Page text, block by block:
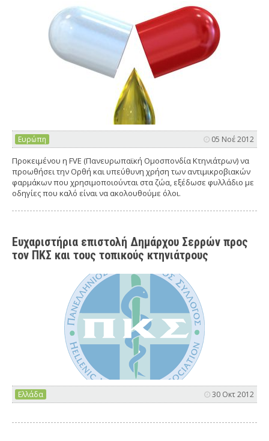
Ευρώπη 05 Νοέ 2012
Προκειμένου η FVE (Πανευρωπαϊκή Ομοσπονδία Κτηνιάτρων) να
προωθήσει την Ορθή και υπεύθυνη χρήση των αντιμικροβιακών
φαρμάκων που χρησιμοποιούνται στα ζώα, εξέδωσε φυλλάδιο με
οδηγίες που καλό είναι να ακολουθούμε όλοι.
Ευχαριστήρια επιστολή Δημάρχου Σερρών προς
τον ΠΚΣ και τους τοπικούς κτηνιάτρους
Ελλάδα 30 Οκτ 2012